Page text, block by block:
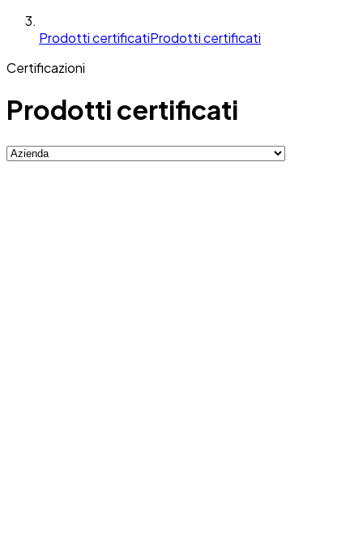
Prodotti certificatiProdotti certificati
Certificazioni
Prodotti certificati